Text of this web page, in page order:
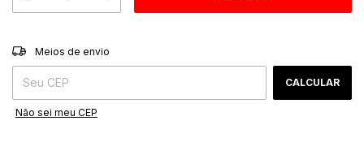
Entregas para o CEP:
Meios de envio
CALCULAR
Não sei meu CEP